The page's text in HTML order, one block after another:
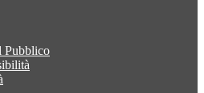
Pubblico